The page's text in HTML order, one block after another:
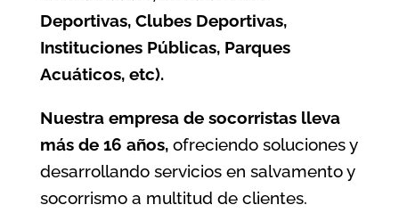
Deportivas, Clubes Deportivas,
Instituciones Públicas, Parques
Acuáticos, etc).
Nuestra empresa de socorristas lleva
más de 16 años,ofreciendo soluciones y
desarrollando servicios en salvamento y
socorrismo a multitud de clientes.